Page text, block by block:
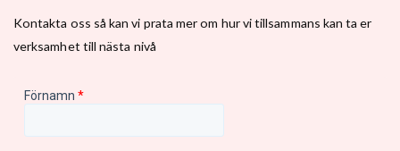
Kontakta oss så kan vi prata mer om hur vi tillsammans kan ta er
verksamhet till nästa nivå